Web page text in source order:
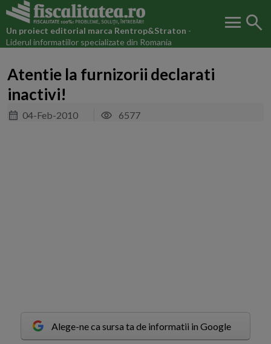
Un proiect editorial marca Rentrop&Straton -
Liderul informatiilor specializate din Romania
menu search
Atentie la furnizorii declarati
inactivi!
04-Feb-2010 6577
Alege-ne ca sursa ta de informatii in Google